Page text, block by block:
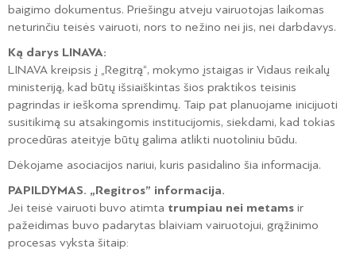
baigimo dokumentus. Priešingu atveju vairuotojas laikomas
neturinčiu teisės vairuoti, nors to nežino nei jis, nei darbdavys.
Ką darys LINAVA:
LINAVA kreipsis į „Regitrą“, mokymo įstaigas ir Vidaus reikalų
ministeriją, kad būtų išsiaiškintas šios praktikos teisinis
pagrindas ir ieškoma sprendimų. Taip pat planuojame inicijuoti
susitikimą su atsakingomis institucijomis, siekdami, kad tokias
procedūras ateityje būtų galima atlikti nuotoliniu būdu.
Dėkojame asociacijos nariui, kuris pasidalino šia informacija.
PAPILDYMAS. „Regitros” informacija.
Jei teisė vairuoti buvo atimta trumpiau nei metams ir
pažeidimas buvo padarytas blaiviam vairuotojui, grąžinimo
procesas vyksta šitaip: